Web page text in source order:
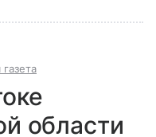
области